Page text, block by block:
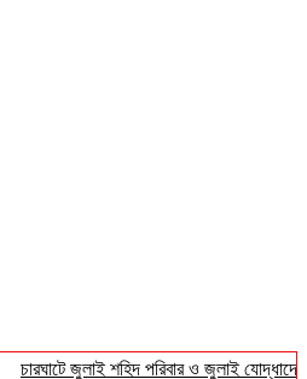
চারঘাটে জুলাই শহিদ পরিবার ও জুলাই যোদ্ধাদের